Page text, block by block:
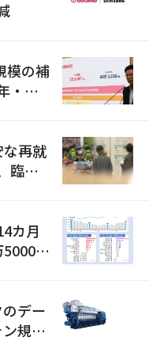
模の補
・安
再就
臨時
カ月
人
デー
規模